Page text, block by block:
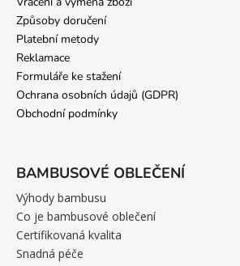
Způsoby doručení
Platební metody
Reklamace
Formuláře ke stažení
Ochrana osobních údajů (GDPR)
Obchodní podmínky
BAMBUSOVÉ OBLEČENÍ
Výhody bambusu
Co je bambusové oblečení
Certifikovaná kvalita
Snadná péče